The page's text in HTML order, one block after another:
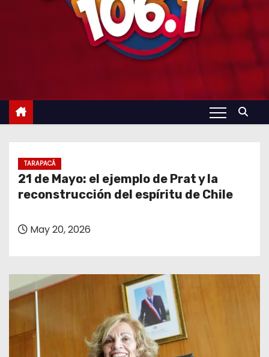
TARAPACÁ
21 de Mayo: el ejemplo de Prat y la
reconstrucción del espíritu de Chile
May 20, 2026